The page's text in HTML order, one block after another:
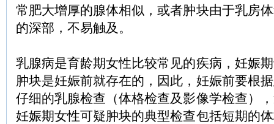
常肥大增厚的腺体相似，或者肿块由于乳房
的深部，不易触及。
乳腺病是育龄期女性比较常见的疾病，妊娠
肿块是妊娠前就存在的，因此，妊娠前要根
仔细的乳腺检查（体格检查及影像学检查）
妊娠期女性可疑肿块的典型检查包括短期的